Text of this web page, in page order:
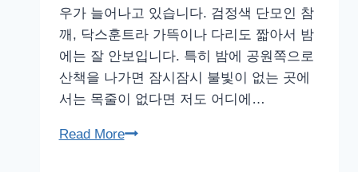
걸
이
사
용
기
부
우가 늘어나고 있습니다. 검정색 단모인 참
깨, 닥스훈트라 가뜩이나 다리도 짧아서 밤
에는 잘 안보입니다. 특히 밤에 공원쪽으로
산책을 나가면 잠시잠시 불빛이 없는 곳에
서는 목줄이 없다면 저도 어디에…
Read More야